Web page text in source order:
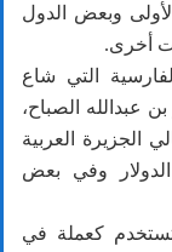
وبعض الدول
أخرى.
التي شاع
عبدالله الصباح،
الجزيرة العربية
وفي بعض
تستخدم كعملة في